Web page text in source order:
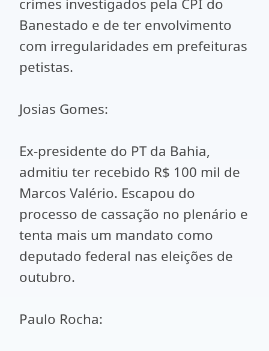
crimes investigados pela CPI do
Banestado e de ter envolvimento
com irregularidades em prefeituras
petistas.
Josias Gomes:
Ex-presidente do PT da Bahia,
admitiu ter recebido R$ 100 mil de
Marcos Valério. Escapou do
processo de cassação no plenário e
tenta mais um mandato como
deputado federal nas eleições de
outubro.
Paulo Rocha: